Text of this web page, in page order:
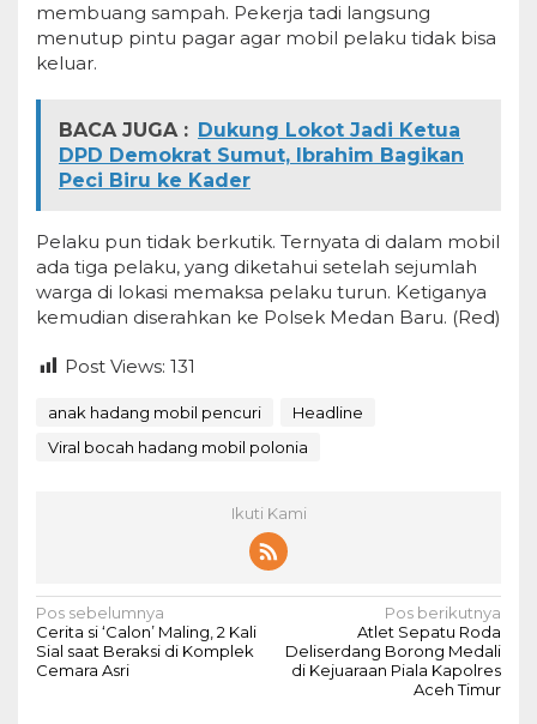
membuang sampah. Pekerja tadi langsung
menutup pintu pagar agar mobil pelaku tidak bisa
keluar.
BACA JUGA : Dukung Lokot Jadi Ketua
DPD Demokrat Sumut, Ibrahim Bagikan
Peci Biru ke Kader
Pelaku pun tidak berkutik. Ternyata di dalam mobil
ada tiga pelaku, yang diketahui setelah sejumlah
warga di lokasi memaksa pelaku turun. Ketiganya
kemudian diserahkan ke Polsek Medan Baru. (Red)
Post Views: 131
anak hadang mobil pencuri
Headline
Viral bocah hadang mobil polonia
Ikuti Kami
N
a
v
Pos sebelumnya
Cerita si ‘Calon’ Maling, 2 Kali
Sial saat Beraksi di Komplek
Cemara Asri
Pos berikutnya
Atlet Sepatu Roda
Deliserdang Borong Medali
di Kejuaraan Piala Kapolres
Aceh Timur